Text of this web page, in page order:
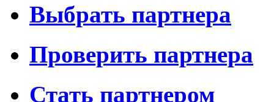
Выбрать партнера
Проверить партнера
Стать партнером